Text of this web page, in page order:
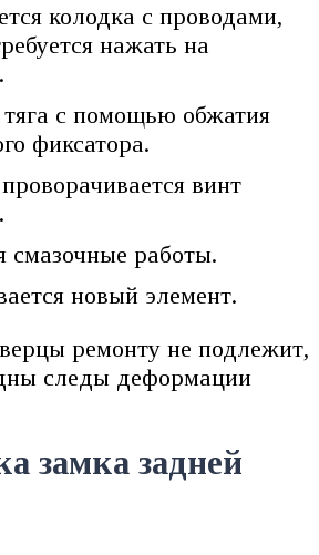
колодка с проводами,
нажать на
с помощью обжатия
фиксатора.
винт
смазочные работы.
новый элемент.
ремонту не подлежит,
следы деформации
замка задней